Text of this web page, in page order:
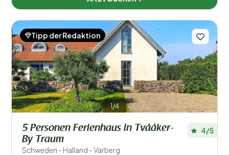
1/4
Tipp der Redaktion
5 Personen Ferienhaus in Tvååker-
By Traum
Schweden - Halland - Varberg
4/5